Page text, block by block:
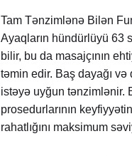
Tam Tənzimlənə Bilən
Ayaqların hündürlüyü 63
bilir, bu da masajçının
təmin edir. Baş dayağı və
istəyə uyğun tənzimlənir.
prosedurlarının
rahatlığını maksimum